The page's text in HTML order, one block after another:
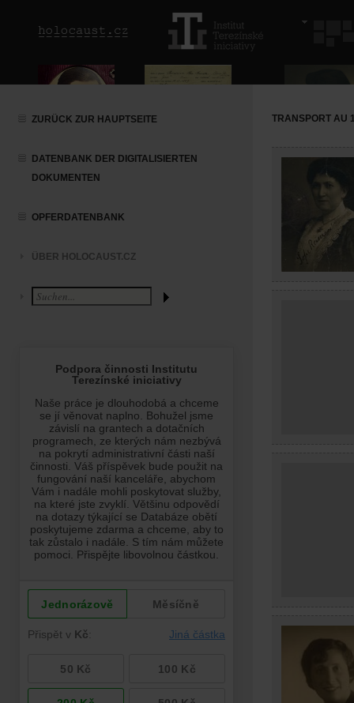
ZURÜCK ZUR HAUPTSEITE
DATENBANK DER DIGITALISIERTEN
DOKUMENTEN
OPFERDATENBANK
ÜBER HOLOCAUST.CZ
TRANSPORT AU